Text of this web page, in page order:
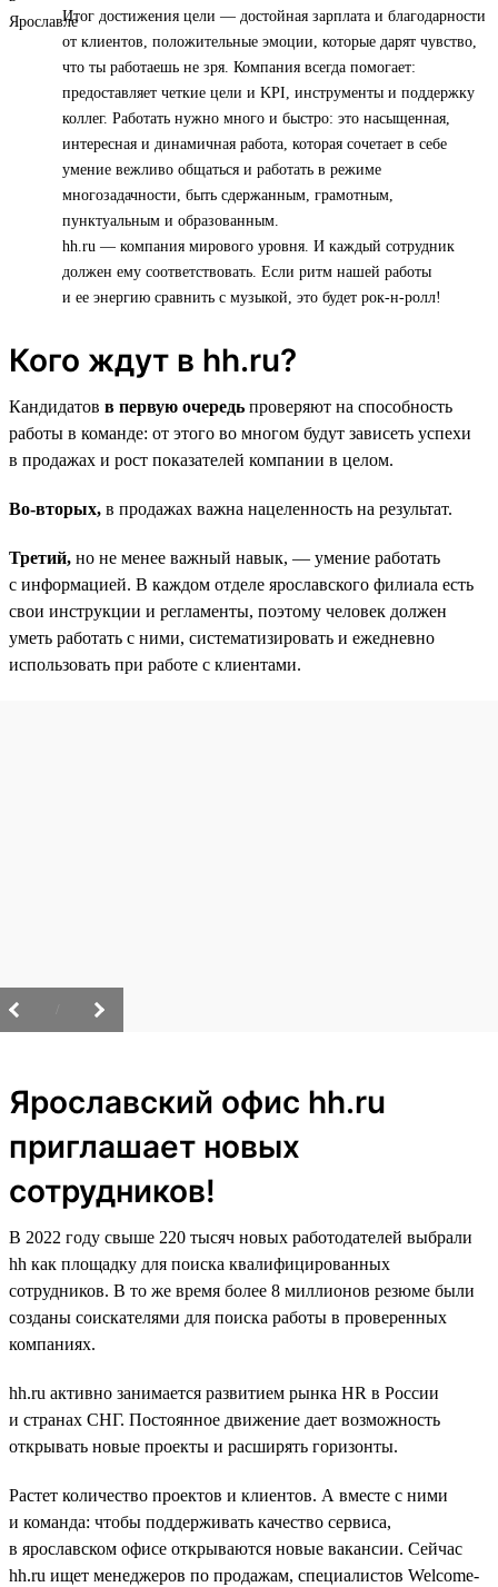
Итог достижения цели — достойная зарплата и благодарности
от клиентов, положительные эмоции, которые дарят чувство,
что ты работаешь не зря. Компания всегда помогает:
предоставляет четкие цели и KPI, инструменты и поддержку
коллег. Работать нужно много и быстро: это насыщенная,
интересная и динамичная работа, которая сочетает в себе
умение вежливо общаться и работать в режиме
многозадачности, быть сдержанным, грамотным,
пунктуальным и образованным.
hh.ru — компания мирового уровня. И каждый сотрудник
должен ему соответствовать. Если ритм нашей работы
и ее энергию сравнить с музыкой, это будет рок-н-ролл!
Кого ждут в hh.ru?
Кандидатов в первую очередь проверяют на способность
работы в команде: от этого во многом будут зависеть успехи
в продажах и рост показателей компании в целом.
Во-вторых, в продажах важна нацеленность на результат.
Третий, но не менее важный навык, — умение работать
с информацией. В каждом отделе ярославского филиала есть
свои инструкции и регламенты, поэтому человек должен
уметь работать с ними, систематизировать и ежедневно
использовать при работе с клиентами.
Ярославский офис hh.ru
приглашает новых
сотрудников!
В 2022 году свыше 220 тысяч новых работодателей выбрали
hh как площадку для поиска квалифицированных
сотрудников. В то же время более 8 миллионов резюме были
созданы соискателями для поиска работы в проверенных
компаниях.
hh.ru активно занимается развитием рынка HR в России
и странах СНГ. Постоянное движение дает возможность
открывать новые проекты и расширять горизонты.
Растет количество проектов и клиентов. А вместе с ними
и команда: чтобы поддерживать качество сервиса,
в ярославском офисе открываются новые вакансии. Сейчас
hh.ru ищет менеджеров по продажам, специалистов Welcome-